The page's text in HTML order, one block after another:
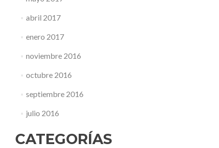
abril 2017
enero 2017
noviembre 2016
octubre 2016
septiembre 2016
julio 2016
CATEGORÍAS